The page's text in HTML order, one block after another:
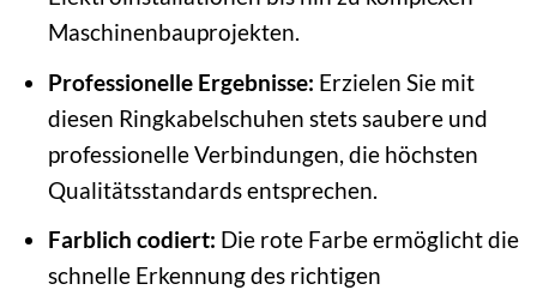
Maschinenbauprojekten.
Professionelle Ergebnisse: Erzielen Sie mit
diesen Ringkabelschuhen stets saubere und
professionelle Verbindungen, die höchsten
Qualitätsstandards entsprechen.
Farblich codiert: Die rote Farbe ermöglicht die
schnelle Erkennung des richtigen